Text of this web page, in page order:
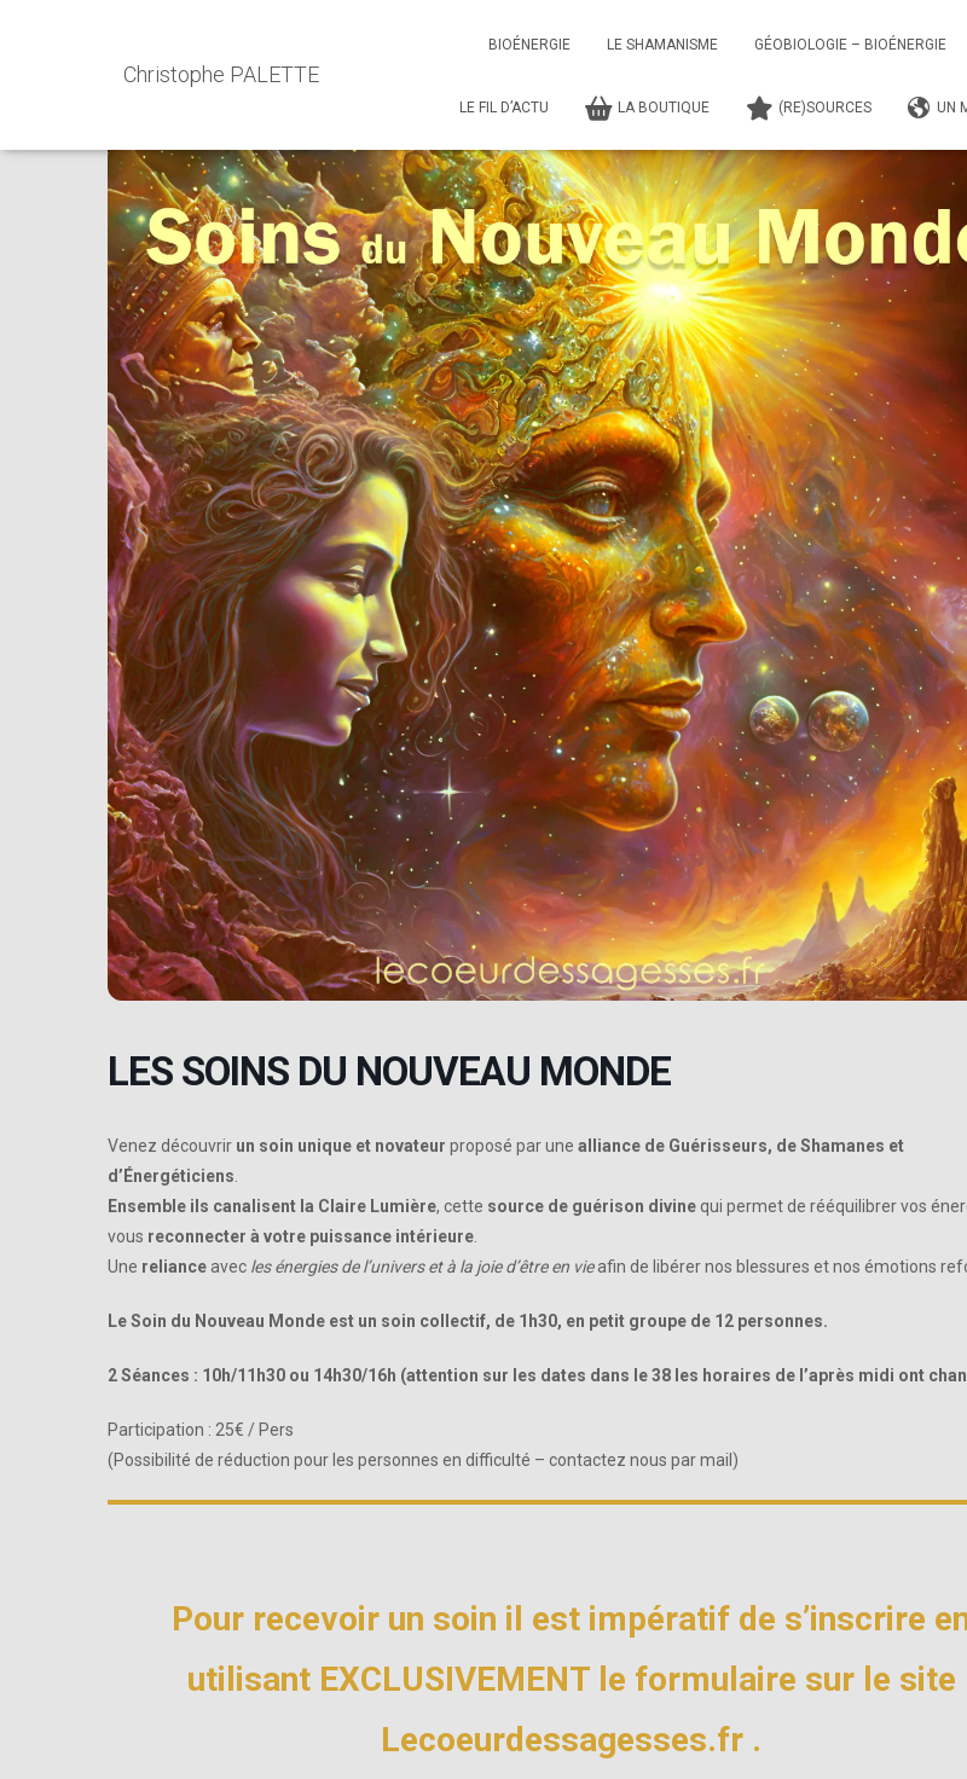
Christophe PALETTE
BIOÉNERGIE LE SHAMANISME GÉOBIOLOGIE – BIOÉNERGIE
LE FIL D’ACTU LA BOUTIQUE (RE)SOURCES UN
LES SOINS DU NOUVEAU MONDE
Venez découvrir un soin unique et novateur proposé par une alliance de Guérisseurs, de Shamanes et
d’Énergéticiens.
Ensemble ils canalisent la Claire Lumière, cette source de guérison divine qui permet de rééquilibrer vos
vous reconnecter à votre puissance intérieure.
Une reliance avec les énergies de l’univers et à la joie d’être en vieafin de libérer nos blessures et nos émotions
Le Soin du Nouveau Monde est un soin collectif, de 1h30, en petit groupe de 12 personnes.
2 Séances : 10h/11h30 ou 14h30/16h (attention sur les dates dans le 38 les horaires de l’après midi ont
Participation : 25€ / Pers
(Possibilité de réduction pour les personnes en difficulté – contactez nous par mail)
Pour recevoir un soin il est impératif de s’inscrire
utilisant EXCLUSIVEMENT le formulaire sur le site
Lecoeurdessagesses.fr .